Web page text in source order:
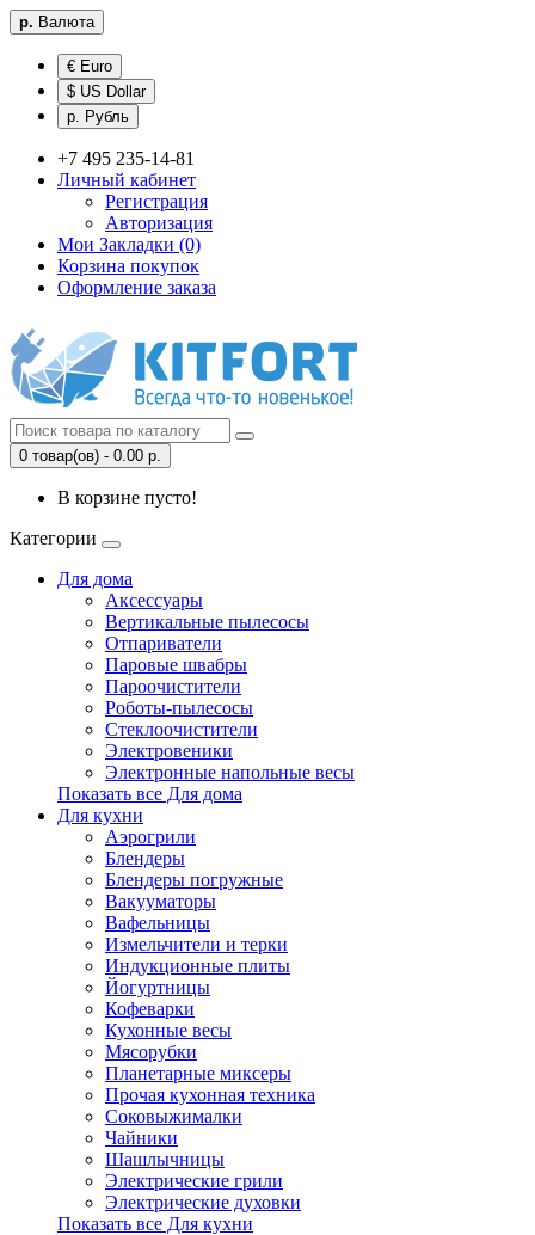
р. Валюта
€ Euro
$ US Dollar
р. Рубль
+7 495 235-14-81
Личный кабинет
Регистрация
Авторизация
Мои Закладки (0)
Корзина покупок
Оформление заказа
0 товар(ов) - 0.00 р.
В корзине пусто!
Категории
Для дома
Аксессуары
Вертикальные пылесосы
Отпариватели
Паровые швабры
Пароочистители
Роботы-пылесосы
Стеклоочистители
Электровеники
Электронные напольные весы
Показать все Для дома
Для кухни
Аэрогрили
Блендеры
Блендеры погружные
Вакууматоры
Вафельницы
Измельчители и терки
Индукционные плиты
Йогуртницы
Кофеварки
Кухонные весы
Мясорубки
Планетарные миксеры
Прочая кухонная техника
Соковыжималки
Чайники
Шашлычницы
Электрические грили
Электрические духовки
Показать все Для кухни